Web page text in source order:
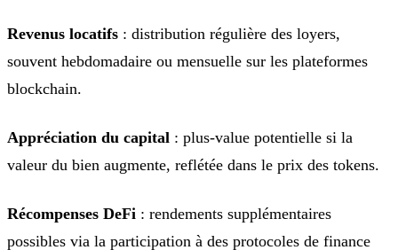
Revenus locatifs : distribution régulière des loyers,
souvent hebdomadaire ou mensuelle sur les plateformes
blockchain.
Appréciation du capital : plus-value potentielle si la
valeur du bien augmente, reflétée dans le prix des tokens.
Récompenses DeFi : rendements supplémentaires
possibles via la participation à des protocoles de finance